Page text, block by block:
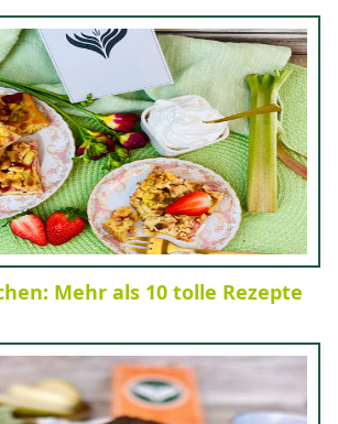
Mehr als 10 tolle Rezepte